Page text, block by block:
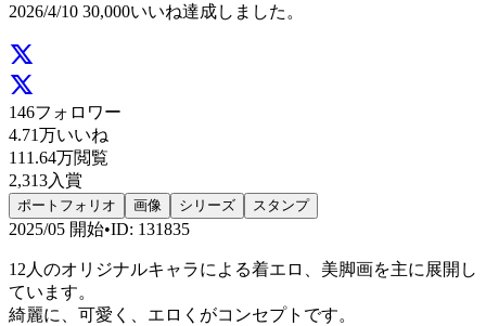
2026/4/10 30,000いいね達成しました。
146フォロワー
4.71万いいね
111.64万閲覧
2,313入賞
ポートフォリオ 画像 シリーズ スタンプ
2025/05 開始•ID: 131835
12人のオリジナルキャラによる着エロ、美脚画を主に展開し
ています。
綺麗に、可愛く、エロくがコンセプトです。